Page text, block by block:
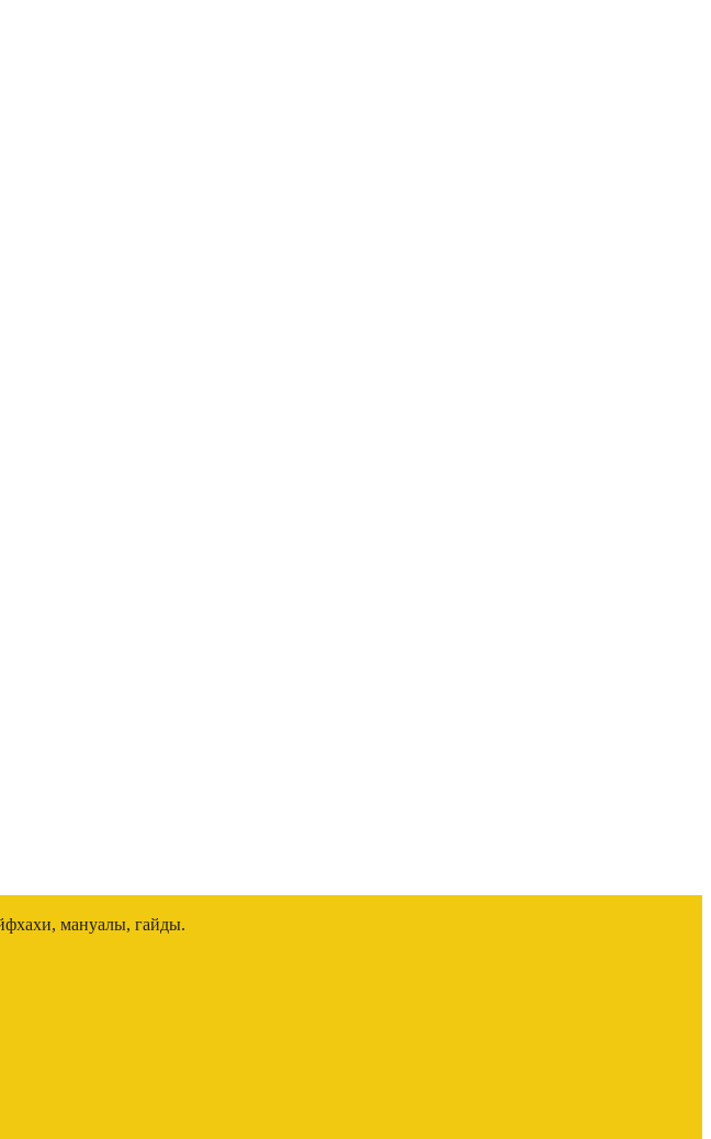
мануалы, гайды.